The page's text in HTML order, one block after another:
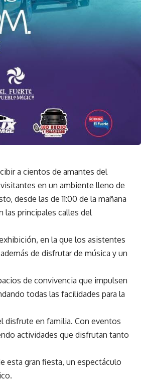
a cientos de amantes del
en un ambiente lleno de
desde las de 11:00 de la mañana
las principales calles del
en la que los asistentes
de disfrutar de música y un
de convivencia que impulsen
todas las facilidades para la
disfrute en familia. Con eventos
actividades que disfrutan tanto
esta gran fiesta, un espectáculo